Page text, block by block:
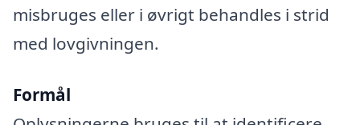
misbruges eller i øvrigt behandles i strid
med lovgivningen.
Formål